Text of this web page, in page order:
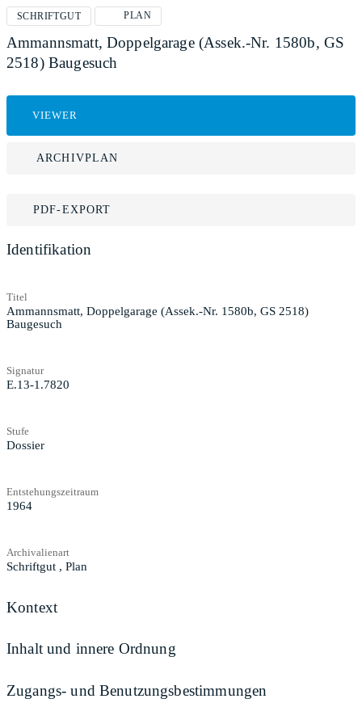
SCHRIFTGUT PLAN
Ammannsmatt, Doppelgarage (Assek.-Nr. 1580b, GS
2518) Baugesuch
VIEWER
ARCHIVPLAN
PDF-EXPORT
Identifikation
Titel
Ammannsmatt, Doppelgarage (Assek.-Nr. 1580b, GS 2518)
Baugesuch
Signatur
E.13-1.7820
Stufe
Dossier
Entstehungszeitraum
1964
Archivalienart
Schriftgut , Plan
Kontext
Inhalt und innere Ordnung
Zugangs- und Benutzungsbestimmungen